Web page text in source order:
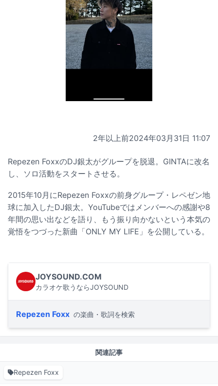
2年以上前2024年03月31日 11:07
Repezen FoxxのDJ銀太がグループを脱退。GINTAに改名
し、ソロ活動をスタートさせる。
2015年10月にRepezen Foxxの前身グループ・レペゼン地
球に加入したDJ銀太。YouTubeではメンバーへの感謝や8
年間の思い出などを語り、もう振り向かないという本気の
覚悟をつづった新曲「ONLY MY LIFE」を公開している。
JOYSOUND.COM
カラオケ歌うならJOYSOUND
Repezen Foxx の楽曲・歌詞を検索
関連記事
Repezen Foxx